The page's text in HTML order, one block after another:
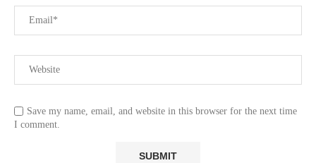
Save my name, email, and website in this browser for the next time
I comment.